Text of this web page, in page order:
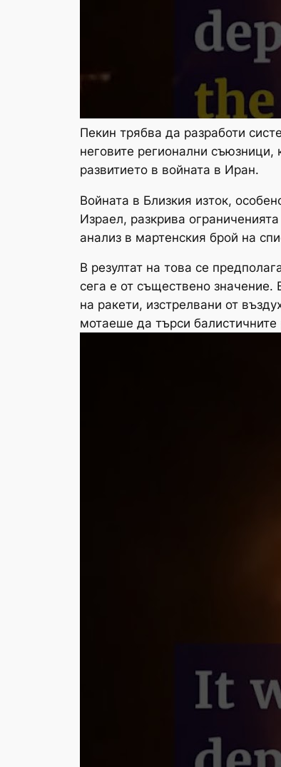
Пекин трябва да разработи
неговите регионални съюзници,
развитието в войната в Иран.
Войната в Близкия изток,
Израел, разкрива
анализ в мартенския брой на
В резултат на това се
сега е от съществено значение.
на ракети, изстрелвани от
мотаеше да търси